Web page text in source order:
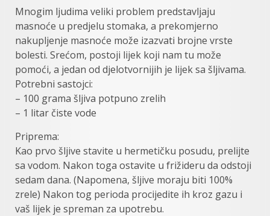
Mnogim ljudima veliki problem predstavljaju
masnoće u predjelu stomaka, a prekomjerno
nakupljenje masnoće može izazvati brojne vrste
bolesti. Srećom, postoji lijek koji nam tu može
pomoći, a jedan od djelotvornijih je lijek sa šljivama.
Potrebni sastojci:
– 100 grama šljiva potpuno zrelih
– 1 litar čiste vode
Priprema:
Kao prvo šljive stavite u hermetičku posudu, prelijte
sa vodom. Nakon toga ostavite u frižideru da odstoji
sedam dana. (Napomena, šljive moraju biti 100%
zrele) Nakon tog perioda procijedite ih kroz gazu i
vaš lijek je spreman za upotrebu.